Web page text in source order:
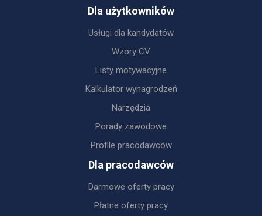
Dla użytkowników
Usługi dla kandydatów
Wzory CV
Listy motywacyjne
Kalkulator wynagrodzeń
Narzędzia
Porady zawodowe
Profile pracodawców
Dla pracodawców
Darmowe oferty pracy
Płatne oferty pracy